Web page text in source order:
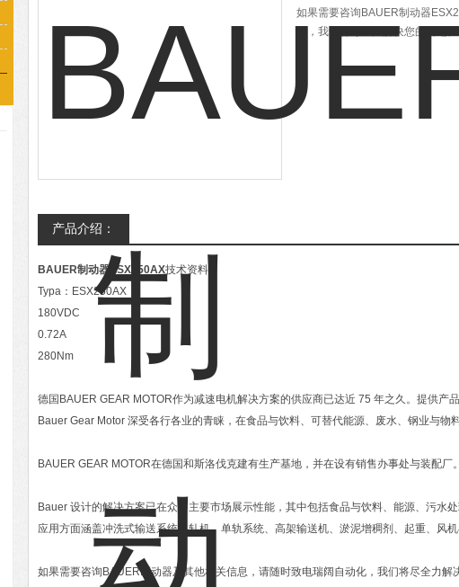
如果需要咨询BAUER制动器
化，我们将尽全力解决您的问题。
产品介绍：
BAUER制动器ESX250AX技术资料
Typa：ESX250AX
180VDC
0.72A
280Nm
德国BAUER GEAR MOTOR作为减速电机解决方案的供应商已达近 75 年之久。提供产
Bauer Gear Motor 深受各行各业的青睐，在食品与饮料、可替代能源、废水、钢业与物
BAUER GEAR MOTOR在德国和斯洛伐克建有生产基地，并在设有销售办事处与装配厂。
Bauer 设计的解决方案已在众多主要市场展示性能，其中包括食品与饮料、能源、污水
应用方面涵盖冲洗式输送系统、轧机、单轨系统、高架输送机、淤泥增稠剂、起重、风机
如果需要咨询BAUER制动器及其他相关信息，请随时致电瑞阔自动化，我们将尽全力解